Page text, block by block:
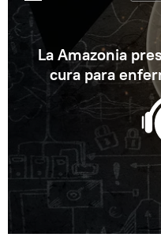
La Amazonia
cura para